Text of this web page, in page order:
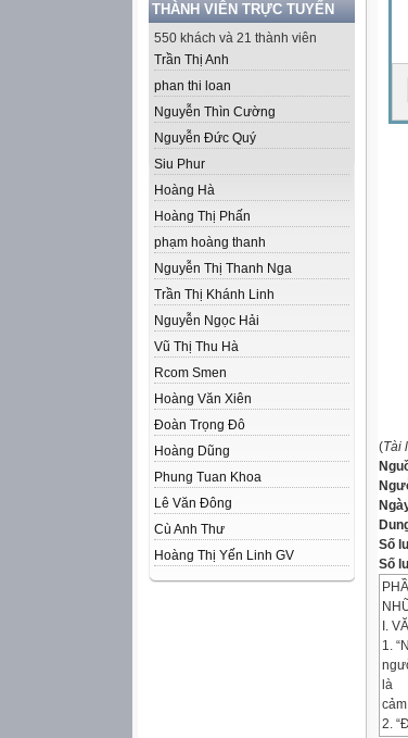
THÀNH VIÊN TRỰC TUYẾN
550 khách và 21 thành viên
Trần Thị Anh
phan thi loan
Nguyễn Thìn Cường
Nguyễn Đức Quý
Siu Phur
Hoàng Hà
Hoàng Thị Phấn
phạm hoàng thanh
Nguyễn Thị Thanh Nga
Trần Thị Khánh Linh
Nguyễn Ngọc Hải
Vũ Thị Thu Hà
Rcom Smen
Hoàng Văn Xiên
Đoàn Trọng Đô
Hoàng Dũng
Phung Tuan Khoa
Lê Văn Đông
Cù Anh Thư
Hoàng Thị Yến Linh GV
(Tài
Số
Số
I.
1.
là
2.